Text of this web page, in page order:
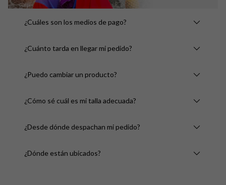
¿Cuáles son los medios de pago?
¿Cuánto tarda en llegar mi pedido?
¿Puedo cambiar un producto?
¿Cómo sé cuál es mi talla adecuada?
¿Desde dónde despachan mi pedido?
¿Dónde están ubicados?